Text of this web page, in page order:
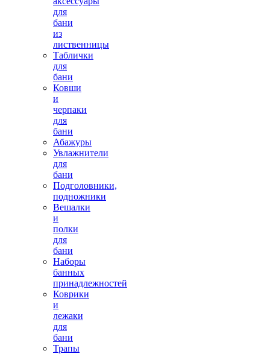
для
бани
из
лиственницы
Таблички
для
бани
Ковши
и
черпаки
для
бани
Абажуры
Увлажнители
для
бани
Подголовники,
подножники
Вешалки
и
полки
для
бани
Наборы
банных
принадлежностей
Коврики
и
лежаки
для
бани
Трапы